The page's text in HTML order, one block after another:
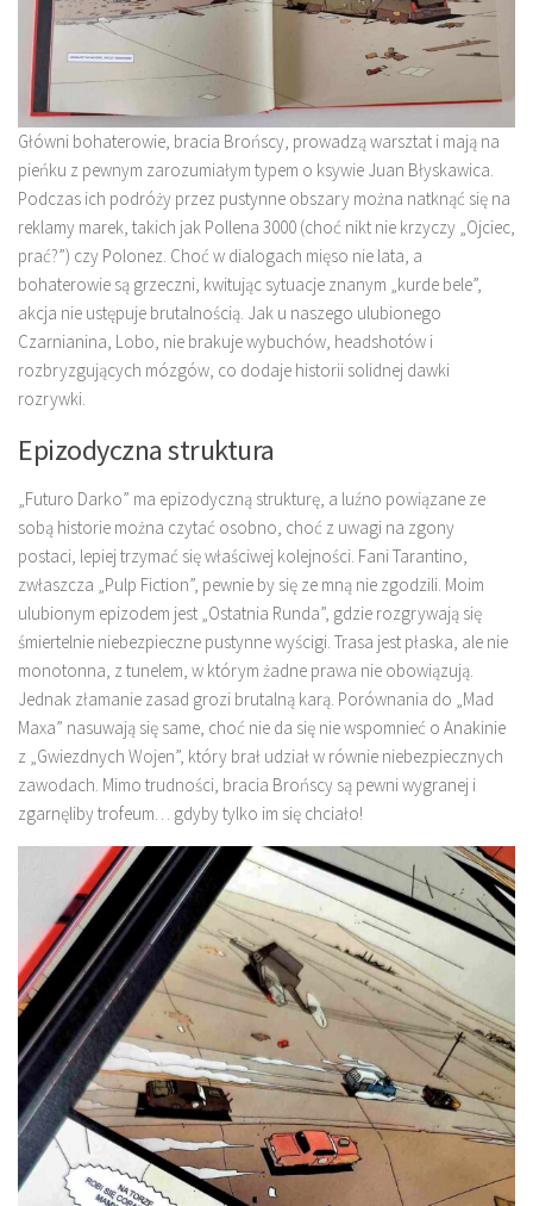
Główni bohaterowie, bracia Brońscy, prowadzą warsztat i mają na
pieńku z pewnym zarozumiałym typem o ksywie Juan Błyskawica.
Podczas ich podróży przez pustynne obszary można natknąć się na
reklamy marek, takich jak Pollena 3000 (choć nikt nie krzyczy „Ojciec,
prać?”) czy Polonez. Choć w dialogach mięso nie lata, a
bohaterowie są grzeczni, kwitując sytuacje znanym „kurde bele”,
akcja nie ustępuje brutalnością. Jak u naszego ulubionego
Czarnianina, Lobo, nie brakuje wybuchów, headshotów i
rozbryzgujących mózgów, co dodaje historii solidnej dawki
rozrywki.
Epizodyczna struktura
„Futuro Darko” ma epizodyczną strukturę, a luźno powiązane ze
sobą historie można czytać osobno, choć z uwagi na zgony
postaci, lepiej trzymać się właściwej kolejności. Fani Tarantino,
zwłaszcza „Pulp Fiction”, pewnie by się ze mną nie zgodzili. Moim
ulubionym epizodem jest „Ostatnia Runda”, gdzie rozgrywają się
śmiertelnie niebezpieczne pustynne wyścigi. Trasa jest płaska, ale nie
monotonna, z tunelem, w którym żadne prawa nie obowiązują.
Jednak złamanie zasad grozi brutalną karą. Porównania do „Mad
Maxa” nasuwają się same, choć nie da się nie wspomnieć o Anakinie
z „Gwiezdnych Wojen”, który brał udział w równie niebezpiecznych
zawodach. Mimo trudności, bracia Brońscy są pewni wygranej i
zgarnęliby trofeum… gdyby tylko im się chciało!